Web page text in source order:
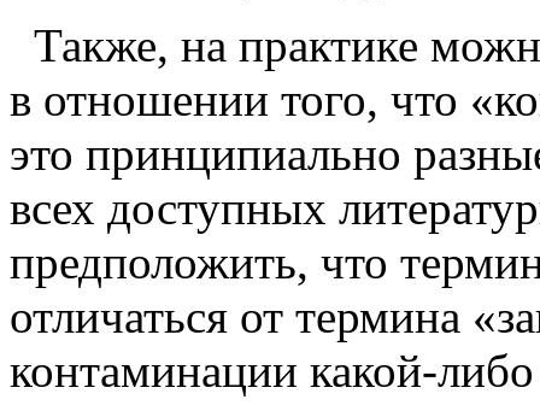
Также, на практике
в отношении того, что
это принципиально
всех доступных
предположить, что
отличаться от термина
контаминации какой-